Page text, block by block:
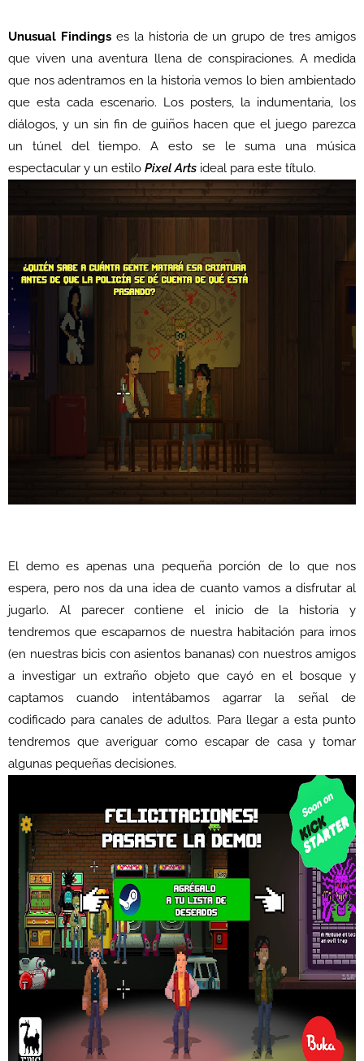
Unusual Findingses la historia de un grupo de tres amigos
que viven una aventura llena de conspiraciones. A medida
que nos adentramos en la historia vemos lo bien ambientado
que esta cada escenario. Los posters, la indumentaria, los
diálogos, y un sin fin de guiños hacen que el juego parezca
un túnel del tiempo. A esto se le suma una música
espectacular y un estilo Pixel Arts ideal para este título.
El demo es apenas una pequeña porción de lo que nos
espera, pero nos da una idea de cuanto vamos a disfrutar al
jugarlo. Al parecer contiene el inicio de la historia y
tendremos que escaparnos de nuestra habitación para irnos
(en nuestras bicis con asientos bananas) con nuestros amigos
a investigar un extraño objeto que cayó en el bosque y
captamos cuando intentábamos agarrar la señal de
codificado para canales de adultos. Para llegar a esta punto
tendremos que averiguar como escapar de casa y tomar
algunas pequeñas decisiones.